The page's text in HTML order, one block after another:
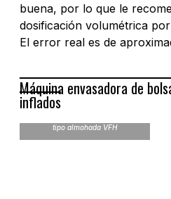
buena, por lo que le
dosificación volumétrica
El error real es de
Máquina envasadora de
inflados
tipo almohada VFH